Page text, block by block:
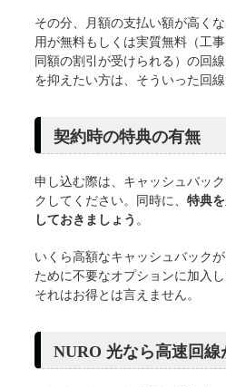
その分、月額の支払い額が高く
用が無料もしくは実質無料（工
同額の割引が受けられる）の回
を抑えたい方は、そういった回
契約時の特典の有無
申し込む際は、キャッシュバッ
クしてください。同時に、 特典
しておきましょう 。
いくら高額なキャッシュバック
ために不要なオプションに加入
それはお得とは言えません。
NURO 光なら高速回線